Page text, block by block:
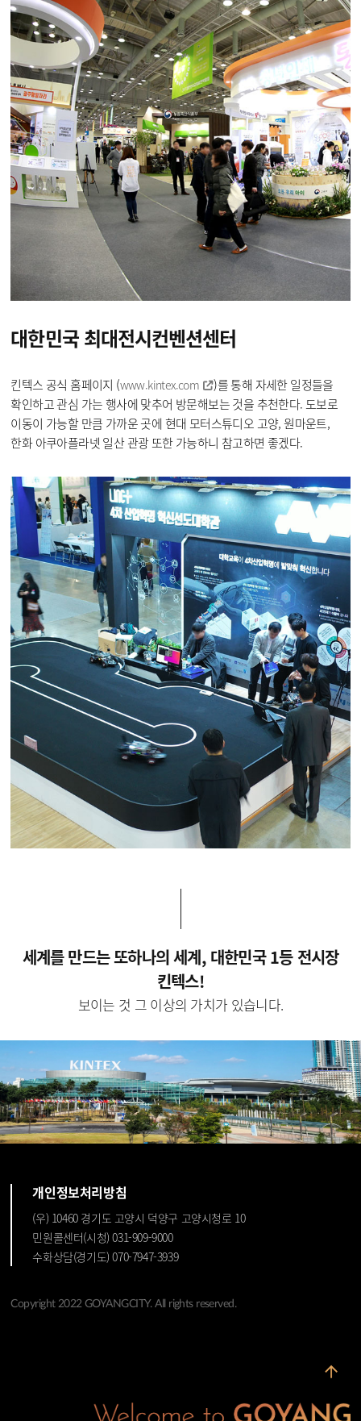
대한민국최대전시컨벤션센터
킨텍스 공식 홈페이지 (www.kintex.com
)를 통해 자세한 일정들을
확인하고 관심 가는 행사에 맞추어 방문해보는 것을 추천한다. 도보로
이동이 가능할 만큼 가까운 곳에 현대 모터스튜디오 고양, 원마운트,
한화 아쿠아플라넷 일산 관광 또한 가능하니 참고하면 좋겠다.
세계를 만드는 또하나의 세계, 대한민국 1등 전시장
킨텍스!
보이는 것 그 이상의 가치가 있습니다.
개인정보처리방침
(우) 10460 경기도 고양시 덕양구 고양시청로 10
민원콜센터(시청) 031-909-9000
수화상담(경기도) 070-7947-3939
Copyright 2022 GOYANGCITY. All rights reserved.